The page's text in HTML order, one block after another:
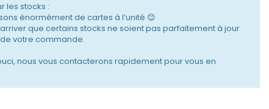
les stocks :
énormément de cartes à l’unité 😊
que certains stocks ne soient pas parfaitement à jour
votre commande.
nous vous contacterons rapidement pour vous en